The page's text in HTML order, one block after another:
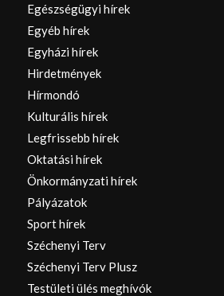
Egészségügyi hírek
Egyéb hírek
Egyházi hírek
Hirdetmények
Hírmondó
Kulturális hírek
Legfrissebb hírek
Oktatási hírek
Önkormányzati hírek
Pályázatok
Sport hírek
Széchenyi Terv
Széchenyi Terv Plusz
Testületi ülés meghívók